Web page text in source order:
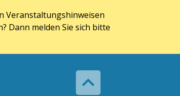
Veranstaltungshinweisen
Dann melden Sie sich bitte
